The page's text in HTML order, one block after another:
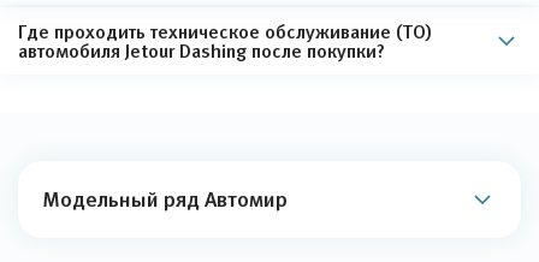
Где проходить техническое обслуживание (ТО)
автомобиля Jetour Dashing после покупки?
Модельный ряд Автомир